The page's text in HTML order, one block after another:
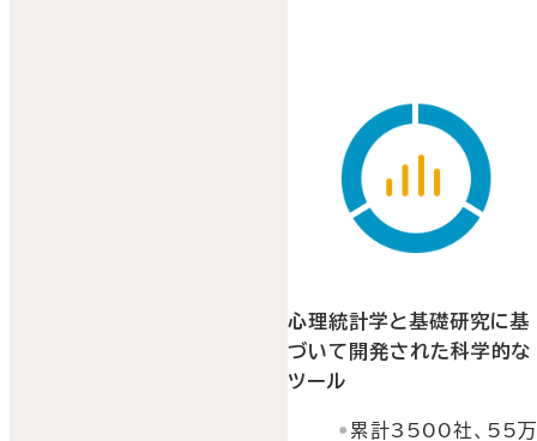
心理統計学と基礎研究に基
づいて開発された科学的な
ツール
累計3500社、55万